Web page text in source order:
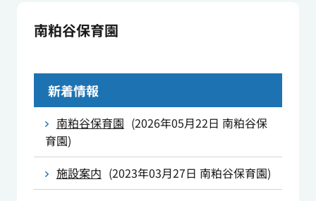
南粕谷保育園
新着情報
南粕谷保育園 (2026年05月22日 南粕谷保
育園)
施設案内 (2023年03月27日 南粕谷保育園)